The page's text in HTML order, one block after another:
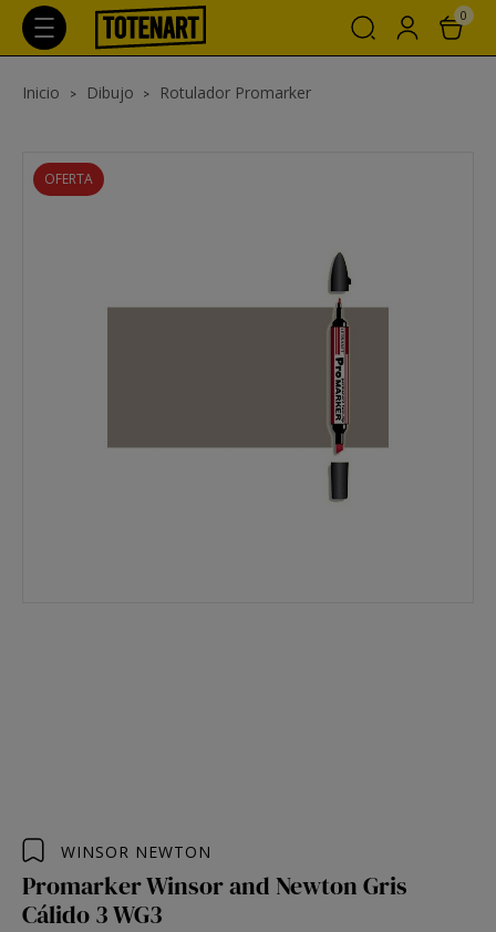
0
Inicio Dibujo Rotulador Promarker
OFERTA
WINSOR NEWTON
Promarker Winsor and Newton Gris
Cálido 3 WG3